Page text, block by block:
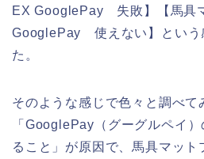
EX GooglePay 失敗】【馬具
GooglePay 使えない】という
た。
そのような感じで色々と調べて
「GooglePay（グーグルペイ
ること」が原因で、馬具マッ